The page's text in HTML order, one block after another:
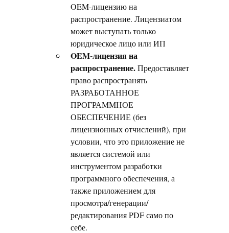
OEM-лицензию на
распространение. Лицензиатом
может выступать только
юридическое лицо или ИП
OEM-лицензия на
распространение.Предоставляет
право распространять
РАЗРАБОТАННОЕ
ПРОГРАММНОЕ
ОБЕСПЕЧЕНИЕ (без
лицензионных отчислений), при
условии, что это приложение не
является системой или
инструментом разработки
программного обеспечения, а
также приложением для
просмотра/генерации/
редактирования PDF само по
себе.